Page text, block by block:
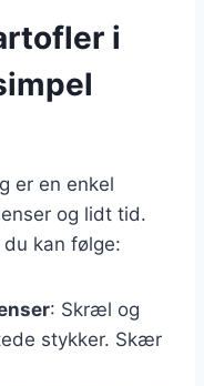
i
er en enkel
og lidt tid.
kan følge:
: Skræl og
stykker. Skær